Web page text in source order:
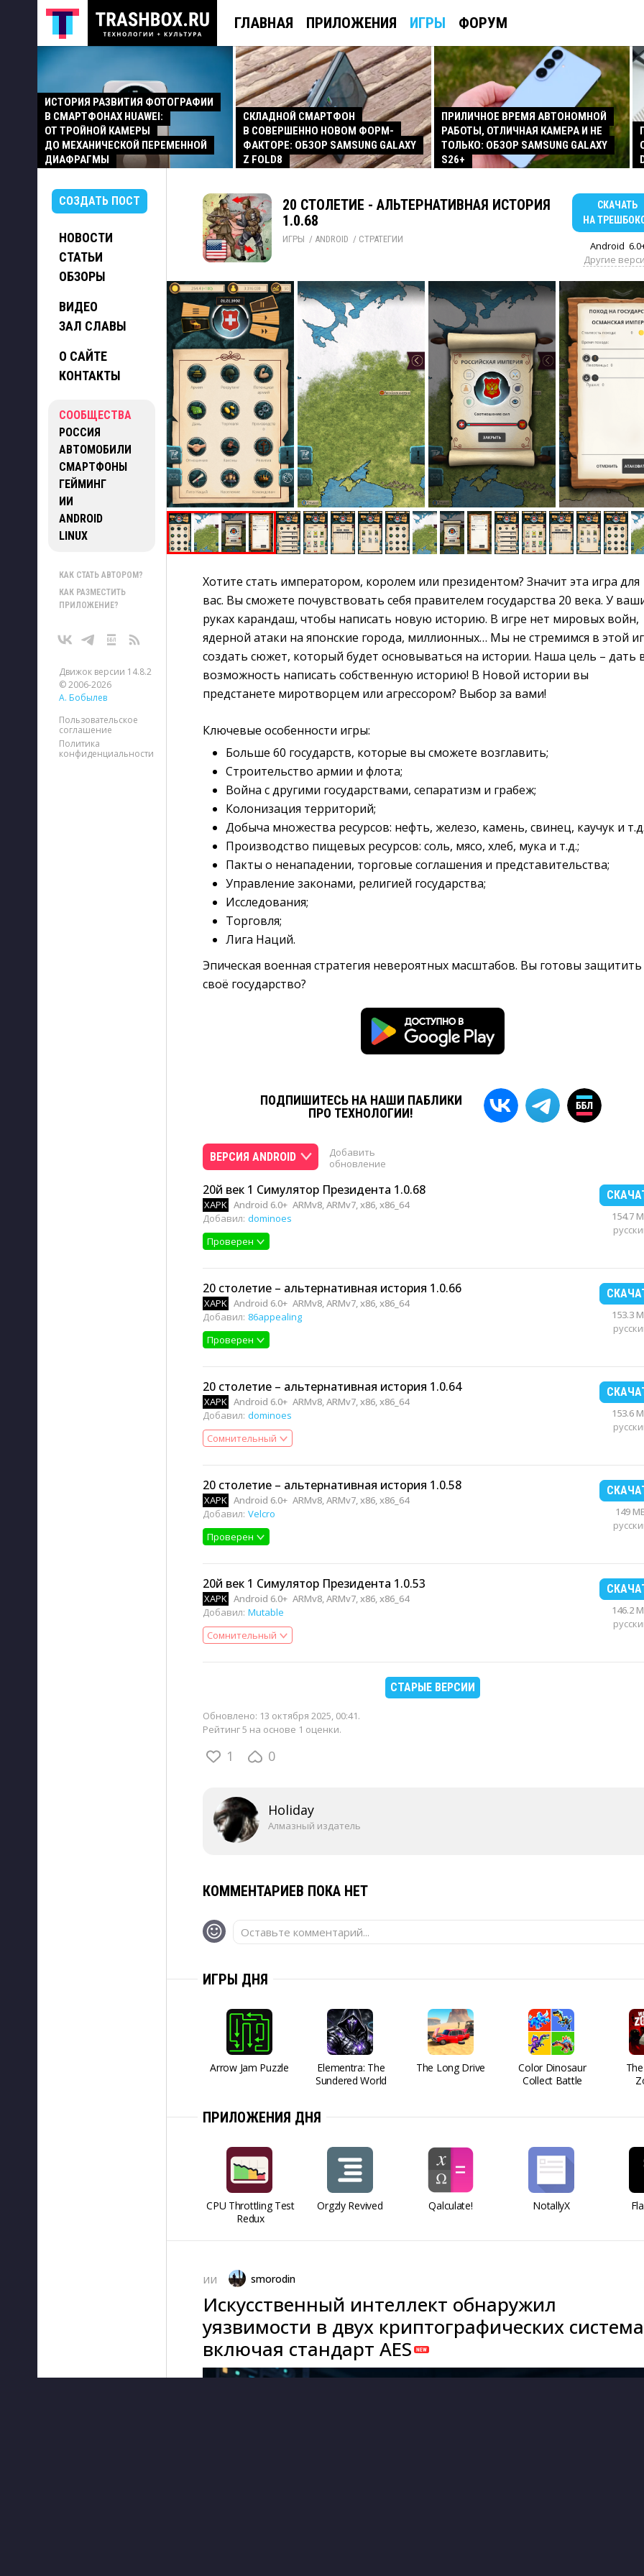
ГЛАВНАЯ ПРИЛОЖЕНИЯ ИГРЫ ФОРУМ
ИСТОРИЯ РАЗВИТИЯ ФОТОГРАФИИ
В СМАРТФОНАХ HUAWEI:
ОТ ТРОЙНОЙ КАМЕРЫ
ДО МЕХАНИЧЕСКОЙ ПЕРЕМЕННОЙ
ДИАФРАГМЫ
СКЛАДНОЙ СМАРТФОН
В СОВЕРШЕННО НОВОМ ФОРМ-
ФАКТОРЕ: ОБЗОР SAMSUNG GALAXY
Z FOLD8
ПРИЛИЧНОЕ ВРЕМЯ АВТОНОМНОЙ
РАБОТЫ, ОТЛИЧНАЯ КАМЕРА И НЕ
ТОЛЬКО: ОБЗОР SAMSUNG GALAXY
S26+
СОЗДАТЬ ПОСТ
НОВОСТИ
СТАТЬИ
ОБЗОРЫ
ВИДЕО
ЗАЛ СЛАВЫ
О САЙТЕ
КОНТАКТЫ
СООБЩЕСТВА
РОССИЯ
АВТОМОБИЛИ
СМАРТФОНЫ
ГЕЙМИНГ
ИИ
ANDROID
LINUX
КАК СТАТЬ АВТОРОМ?
КАК РАЗМЕСТИТЬ
ПРИЛОЖЕНИЕ?
Движок версии 14.8.2
© 2006-2026
А. Бобылев
Пользовательское
соглашение
Политика
конфиденциальности
20 СТОЛЕТИЕ - АЛЬТЕРНАТИВНАЯ ИСТОРИЯ
1.0.68
ИГРЫ / ANDROID / СТРАТЕГИИ
СКАЧАТЬ
НА
Android
Другие
Хотите стать императором, королем или президентом? Значит эта игра для
вас. Вы сможете почувствовать себя правителем государства 20 века. У
руках карандаш, чтобы написать новую историю. В игре нет мировых войн,
ядерной атаки на японские города, миллионных… Мы не стремимся в этой
создать сюжет, который будет основываться на истории. Наша цель – дать
возможность написать собственную историю! В Новой истории вы
предстанете миротворцем или агрессором? Выбор за вами!
Ключевые особенности игры:
Больше 60 государств, которые вы сможете возглавить;
Строительство армии и флота;
Война с другими государствами, сепаратизм и грабеж;
Колонизация территорий;
Добыча множества ресурсов: нефть, железо, камень, свинец, каучук и
Производство пищевых ресурсов: соль, мясо, хлеб, мука и т.д.;
Пакты о ненападении, торговые соглашения и представительства;
Управление законами, религией государства;
Исследования;
Торговля;
Лига Наций.
Эпическая военная стратегия невероятных масштабов. Вы готовы защитить
своё государство?
ПОДПИШИТЕСЬ НА НАШИ ПАБЛИКИ
ПРО ТЕХНОЛОГИИ!
ВЕРСИЯ ANDROID
Добавить
обновление
20й век 1 Симулятор Президента 1.0.68
XAPK Android 6.0+ ARMv8, ARMv7, x86, x86_64
Добавил: dominoes
Проверен
154.7
20 столетие – альтернативная история 1.0.66
XAPK Android 6.0+ ARMv8, ARMv7, x86, x86_64
Добавил: 86appealing
Проверен
153.3
20 столетие – альтернативная история 1.0.64
XAPK Android 6.0+ ARMv8, ARMv7, x86, x86_64
Добавил: dominoes
Сомнительный
153.6
20 столетие – альтернативная история 1.0.58
XAPK Android 6.0+ ARMv8, ARMv7, x86, x86_64
Добавил: Velcro
Проверен
149
20й век 1 Симулятор Президента 1.0.53
XAPK Android 6.0+ ARMv8, ARMv7, x86, x86_64
Добавил: Mutable
Сомнительный
146.2
СТАРЫЕ ВЕРСИИ
Обновлено: 13 октября 2025, 00:41.
Рейтинг 5 на основе 1 оценки.
1 0
Holiday
Алмазный издатель
КОММЕНТАРИЕВ ПОКА НЕТ
Оставьте комментарий...
ИГРЫ ДНЯ
Arrow Jam Puzzle
Elementra: The
Sundered World
The Long Drive
Color Dinosaur
Collect Battle
ПРИЛОЖЕНИЯ ДНЯ
CPU Throttling Test
Redux
Orgzly Revived Qalculate! NotallyX
ИИ smorodin
Искусственный интеллект обнаружил
уязвимости в двух криптографических
включая стандарт AES